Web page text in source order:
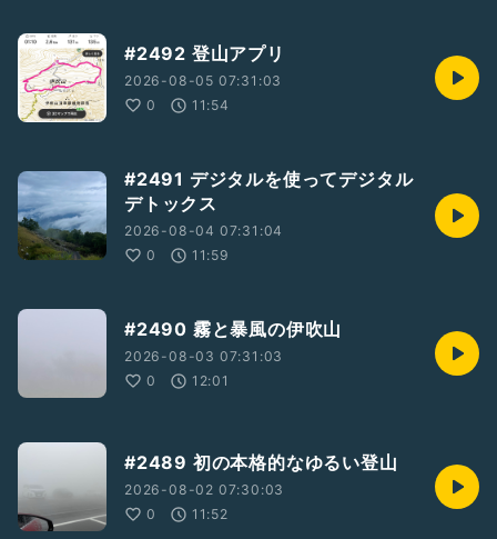
#2492 登山アプリ
2026-08-05 07:31:03
0
11:54
#2491 デジタルを使ってデジタル
デトックス
2026-08-04 07:31:04
0
11:59
#2490 霧と暴風の伊吹山
2026-08-03 07:31:03
0
12:01
#2489 初の本格的なゆるい登山
2026-08-02 07:30:03
0
11:52